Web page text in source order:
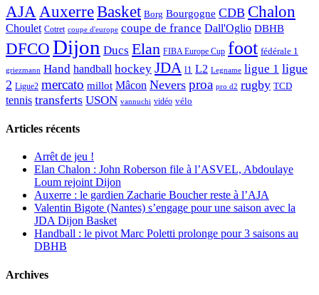
AJA AuxerreBasket Borg Bourgogne CDB Chalon
Choulet Cotret coupe d'europe coupe de france Dall'Oglio DBHB
DFCODijon Ducs Elan FIBA Europe Cup foot fédérale 1
griezmann Hand handball hockey JDA l1 L2 Legname ligue 1 ligue
2 Ligue2 mercato millot Mâcon Nevers proa pro d2 rugby TCD
tennis transferts USON vannuchi vidéo vélo
Articles récents
Arrêt de jeu !
Elan Chalon : John Roberson file à l’ASVEL, Abdoulaye
Loum rejoint Dijon
Auxerre : le gardien Zacharie Boucher reste à l’AJA
Valentin Bigote (Nantes) s’engage pour une saison avec la
JDA Dijon Basket
Handball : le pivot Marc Poletti prolonge pour 3 saisons au
DBHB
Archives